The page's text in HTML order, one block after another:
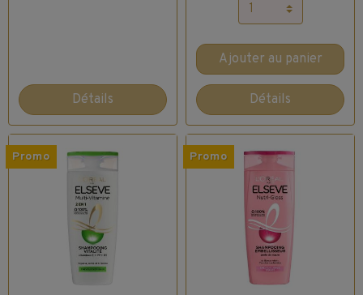
Détails
Ajouter au panier
Détails
Promo Promo